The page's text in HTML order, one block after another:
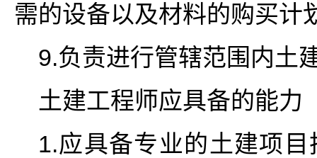
需的设备以及材料的购买计
9.负责进行管辖范围内土
土建工程师应具备的能力
1.应具备专业的土建项